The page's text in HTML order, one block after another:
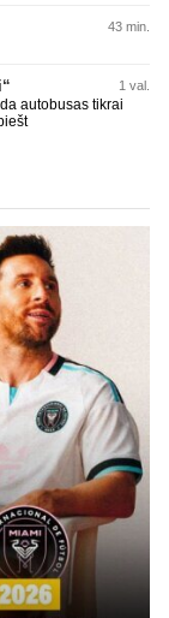
43 min.
1 val.
autobusas tikrai